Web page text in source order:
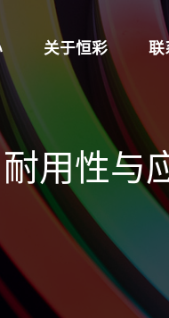
关于恒彩 联
用性与